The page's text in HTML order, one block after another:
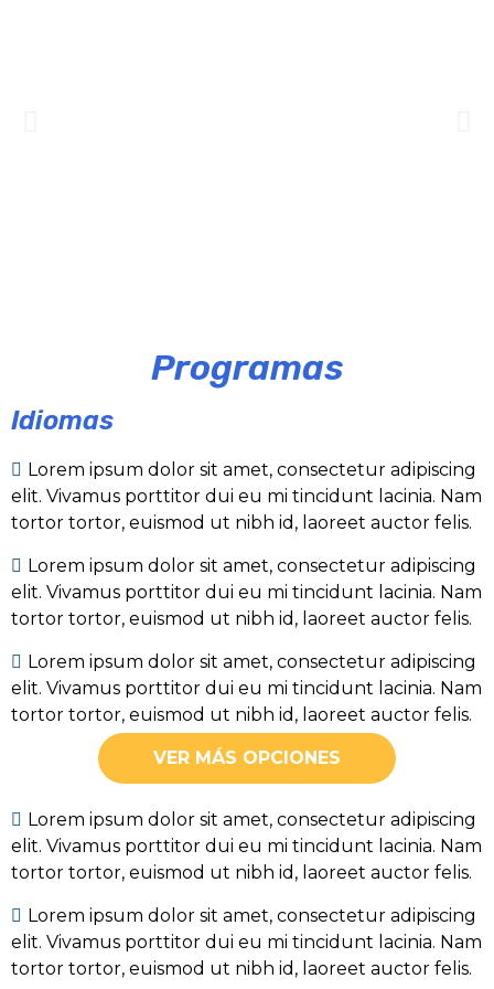
Programas
Idiomas
Lorem ipsum dolor sit amet, consectetur adipiscing
elit. Vivamus porttitor dui eu mi tincidunt lacinia. Nam
tortor tortor, euismod ut nibh id, laoreet auctor felis.
Lorem ipsum dolor sit amet, consectetur adipiscing
elit. Vivamus porttitor dui eu mi tincidunt lacinia. Nam
tortor tortor, euismod ut nibh id, laoreet auctor felis.
Lorem ipsum dolor sit amet, consectetur adipiscing
elit. Vivamus porttitor dui eu mi tincidunt lacinia. Nam
tortor tortor, euismod ut nibh id, laoreet auctor felis.
VER MÁS OPCIONES
Lorem ipsum dolor sit amet, consectetur adipiscing
elit. Vivamus porttitor dui eu mi tincidunt lacinia. Nam
tortor tortor, euismod ut nibh id, laoreet auctor felis.
Lorem ipsum dolor sit amet, consectetur adipiscing
elit. Vivamus porttitor dui eu mi tincidunt lacinia. Nam
tortor tortor, euismod ut nibh id, laoreet auctor felis.